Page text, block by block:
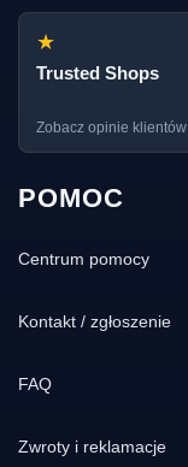
★
Trusted Shops
Zobacz opinie klientów
POMOC
Centrum pomocy
Kontakt / zgłoszenie
FAQ
Zwroty i reklamacje